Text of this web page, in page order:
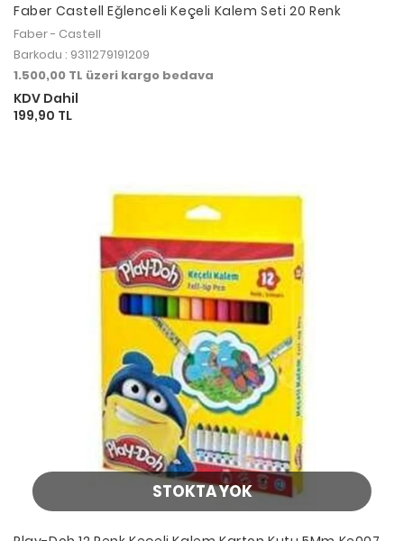
Faber Castell Eğlenceli Keçeli Kalem Seti 20 Renk
Faber - Castell
Barkodu : 9311279191209
1.500,00 TL üzeri kargo bedava
KDV Dahil
199,90 TL
STOKTA YOK